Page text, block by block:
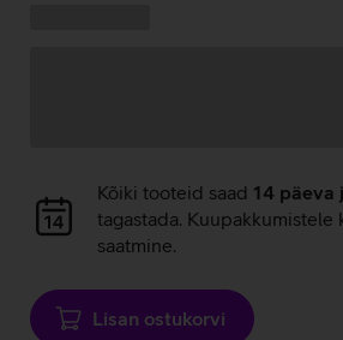
Andmete
laadimine
Kõiki tooteid saad 14 päeva
tagastada. Kuupakkumistele
saatmine.
Lisan ostukorvi